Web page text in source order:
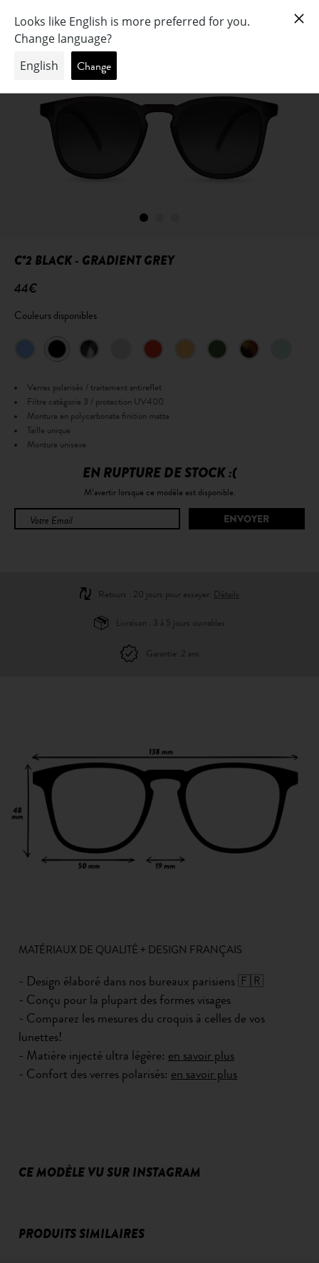
C°2 BLACK - GRADIENT GREY
44€
Couleurs disponibles
Verres polarisés / traitement antireflet
Filtre catégorie 3 / protection UV400
Monture en polycarbonate finition matte
Taille unique
Monture unisexe
EN RUPTURE DE STOCK :(
M’avertir lorsque ce modèle est disponible.
Retours : 20 jours pour essayer. Détails
Livraison : 3 à 5 jours ouvrables
Garantie: 2 ans
MATÉRIAUX DE QUALITÉ + DESIGN FRANÇAIS
- Design élaboré dans nos bureaux parisiens 🇫🇷
- Conçu pour la plupart des formes visages
- Comparez les mesures du croquis à celles de vos
lunettes!
- Matière injecté ultra légère: en savoir plus
- Confort des verres polarisés: en savoir plus
CE MODÈLE VU SUR INSTAGRAM
PRODUITS SIMILAIRES